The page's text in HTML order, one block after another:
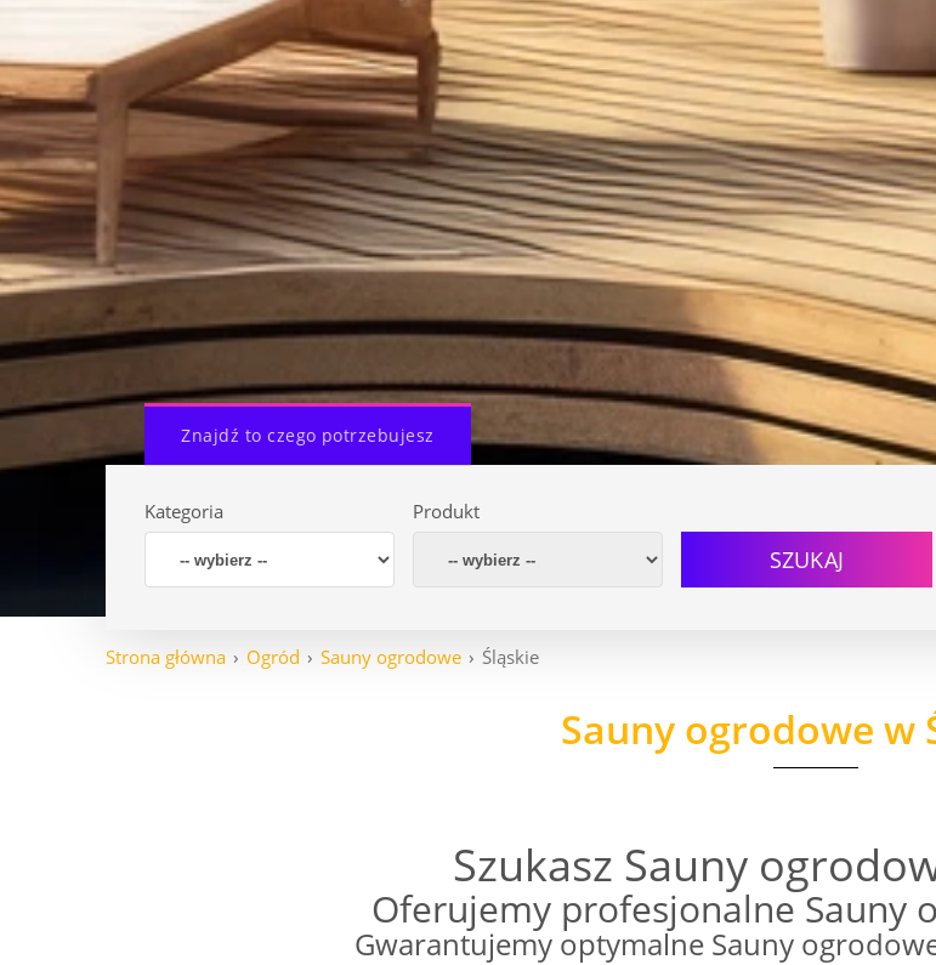
Znajdź to czego potrzebujesz
Kategoria Produkt
SZUKAJ
Strona główna Ogród Sauny ogrodowe Śląskie
Sauny ogrodowe w
Szukasz Sauny
Oferujemy profesjonalne Sauny
Gwarantujemy optymalne Sauny